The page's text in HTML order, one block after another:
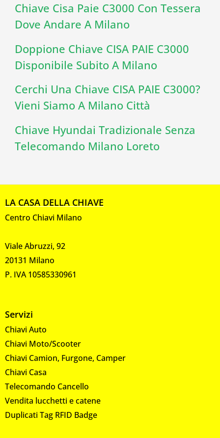
Chiave Cisa Paie C3000 Con Tessera
Dove Andare A Milano
Doppione Chiave CISA PAIE C3000
Disponibile Subito A Milano
Cerchi Una Chiave CISA PAIE C3000?
Vieni Siamo A Milano Città
Chiave Hyundai Tradizionale Senza
Telecomando Milano Loreto
LA CASA DELLA CHIAVE
Centro Chiavi Milano
Viale Abruzzi, 92
20131 Milano
P. IVA 10585330961
Servizi
Chiavi Auto
Chiavi Moto/Scooter
Chiavi Camion, Furgone, Camper
Chiavi Casa
Telecomando Cancello
Vendita lucchetti e catene
Duplicati Tag RFID Badge